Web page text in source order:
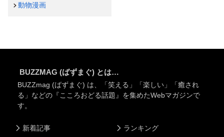
動物漫画
BUZZMAG (ばずまぐ) とは…
BUZZmag (ばずまぐ) は、「笑える」「楽しい」「癒され
る」などの『こころおどる話題』を集めたWebマガジンで
す。
新着記事
ランキング